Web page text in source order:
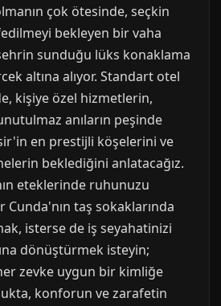
çok ötesinde, seçkin
bekleyen bir vaha
sunduğu lüks konaklama
altına alıyor. Standart otel
kişiye özel hizmetlerin,
anıların peşinde
en prestijli köşelerini ve
beklediğini anlatacağız.
eteklerinde ruhunuzu
taş sokaklarında
isterse de iş seyahatinizi
dönüştürmek isteyin;
zevke uygun bir kimliğe
konforun ve zarafetin